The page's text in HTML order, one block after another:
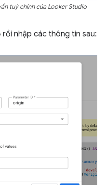
tuỳ chỉnh của Looker Studio
rồi nhập các thông tin sau: